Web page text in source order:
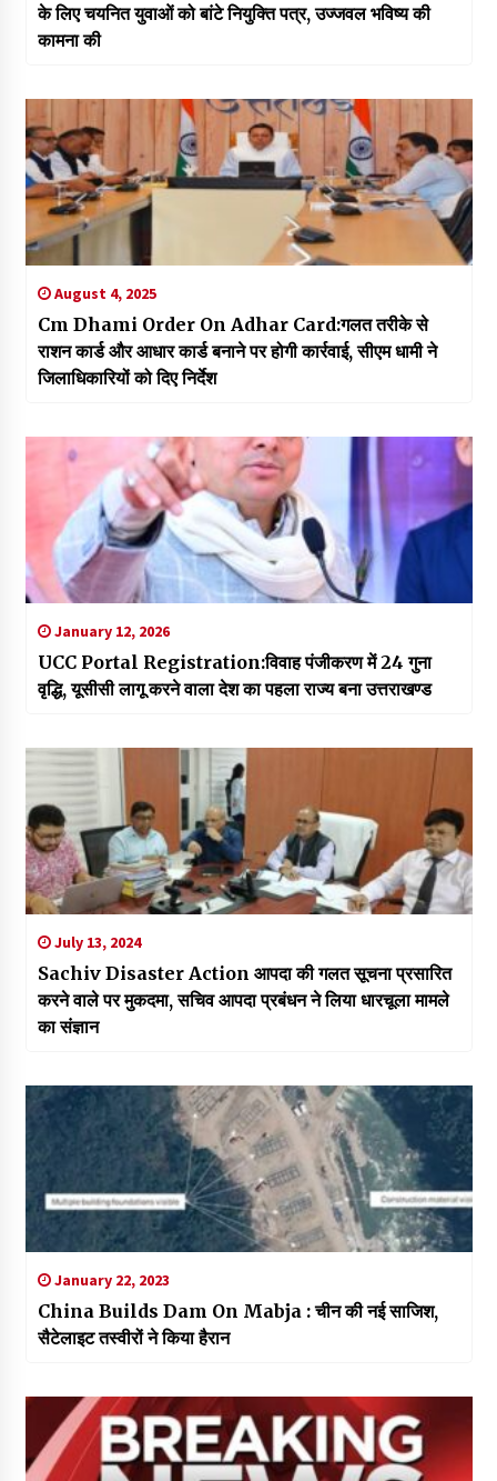
के लिए चयनित युवाओं को बांटे नियुक्ति पत्र, उज्जवल भविष्य की
कामना की
August 4, 2025
Cm Dhami Order On Adhar Card:गलत तरीके से
राशन कार्ड और आधार कार्ड बनाने पर होगी कार्रवाई, सीएम धामी ने
जिलाधिकारियों को दिए निर्देश
January 12, 2026
UCC Portal Registration:विवाह पंजीकरण में 24 गुना
वृद्धि, यूसीसी लागू करने वाला देश का पहला राज्य बना उत्तराखण्ड
July 13, 2024
Sachiv Disaster Action आपदा की गलत सूचना प्रसारित
करने वाले पर मुकदमा, सचिव आपदा प्रबंधन ने लिया धारचूला मामले
का संज्ञान
January 22, 2023
China Builds Dam On Mabja : चीन की नई साजिश,
सैटेलाइट तस्वीरों ने किया हैरान